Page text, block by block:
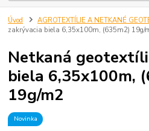
Úvod AGROTEXTÍLIE A NETKANÉ
zakrývacia biela 6,35x100m, (635m2) 19g/
Netkaná
biela 6,35x100m,
19g/m2
Novinka